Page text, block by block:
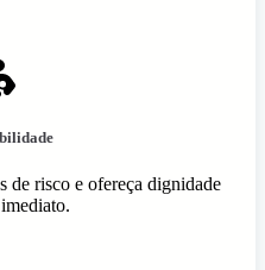
de risco e ofereça dignidade